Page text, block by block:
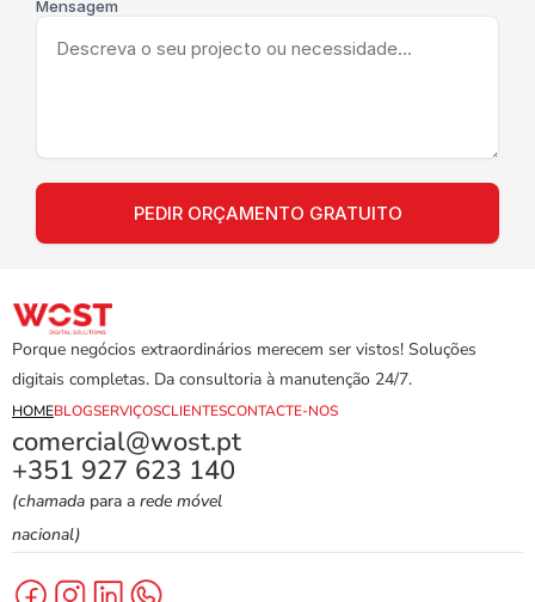
Mensagem
Porque negócios extraordinários merecem ser vistos! Soluções
digitais completas. Da consultoria à manutenção 24/7.
HOMEBLOGSERVIÇOSCLIENTESCONTACTE-NOS
comercial@wost.pt
+351 927 623 140
(chamada para a rede móvel
nacional)